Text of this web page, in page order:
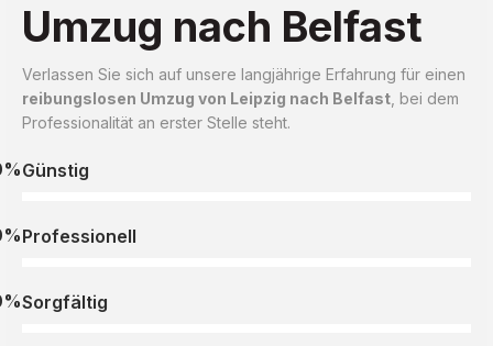
Umzug nach Belfast
Verlassen Sie sich auf unsere langjährige Erfahrung für einen
reibungslosen Umzug von Leipzig nach Belfast , bei dem
Professionalität an erster Stelle steht.
Günstig
Professionell
Sorgfältig